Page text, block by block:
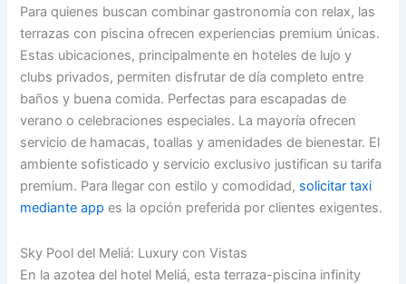
Para quienes buscan combinar gastronomía con relax, las
terrazas con piscina ofrecen experiencias premium únicas.
Estas ubicaciones, principalmente en hoteles de lujo y
clubs privados, permiten disfrutar de día completo entre
baños y buena comida. Perfectas para escapadas de
verano o celebraciones especiales. La mayoría ofrecen
servicio de hamacas, toallas y amenidades de bienestar. El
ambiente sofisticado y servicio exclusivo justifican su tarifa
premium. Para llegar con estilo y comodidad, solicitar taxi
mediante app es la opción preferida por clientes exigentes.
Sky Pool del Meliá: Luxury con Vistas
En la azotea del hotel Meliá, esta terraza-piscina infinity